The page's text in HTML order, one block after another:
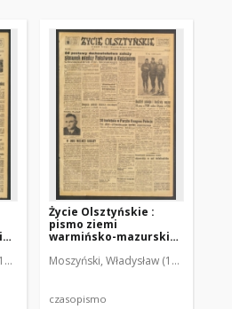
2001). Red. Mroczkowski, Włodzimierz
Życie Olsztyńskie :
pismo ziemi
warmińsko-mazurskiej,
Moszyński, Władysław (1922-2001).
czasopismo